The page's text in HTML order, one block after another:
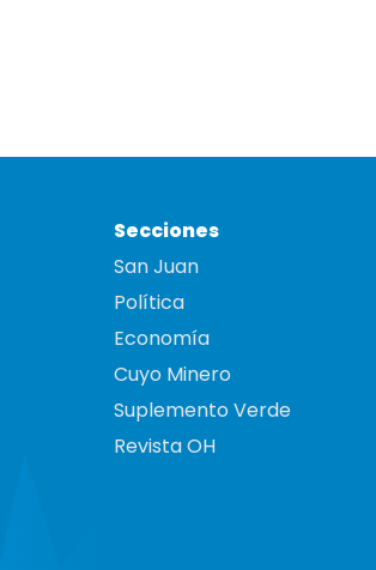
Secciones
San Juan
Política
Economía
Cuyo Minero
Suplemento Verde
Revista OH